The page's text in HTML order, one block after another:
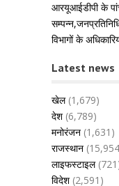
आरयूआईडीपी के
विभागों के
Latest news
खेल(1,679)
देश(6,789)
मनोरंजन (1,631)
राजस्थान
लाइफस्टाइल
विदेश(2,591)